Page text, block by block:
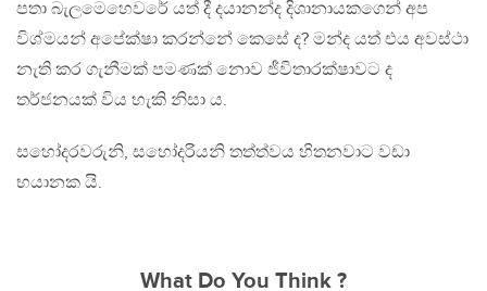
පතා බැලමෙහෙවරේ යත් දී දයානන්ද දිශානායකගෙන් අප
විශ්මයන් අපේක්ෂා කරන්නේ කෙසේ ද? මන්ද යත් එය අවස්ථා
නැති කර ගැනීමක් පමණක් නොව ජීවිතාරක්ෂාවට ද
තර්ජනයක් විය හැකි නිසා ය.
සහෝදරවරුනි, සහෝදරියනි තත්ත්වය හිතනවාට වඩා
භයානක යි.
What Do You Think ?